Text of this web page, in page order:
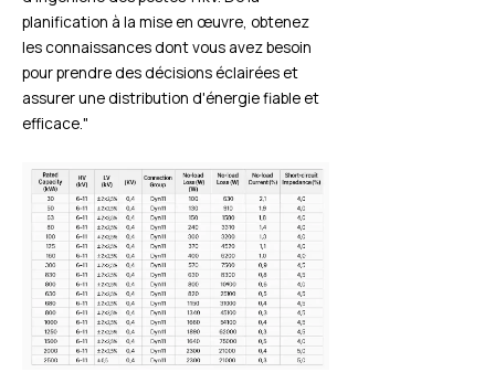
planification à la mise en œuvre, obtenez
les connaissances dont vous avez besoin
pour prendre des décisions éclairées et
assurer une distribution d'énergie fiable et
efficace."